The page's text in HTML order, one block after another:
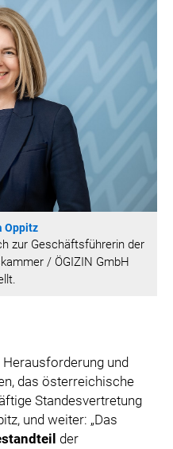
Oppitz
zur Geschäftsführerin der
/ ÖGIZIN GmbH
und
das österreichische
Standesvertretung
und weiter: „Das
der